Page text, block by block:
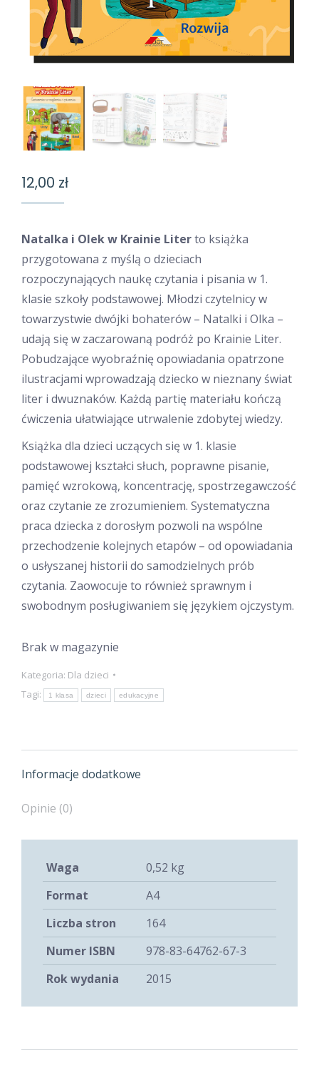
12,00 zł
Natalka i Olek w Krainie Literto książka
przygotowana z myślą o dzieciach
rozpoczynających naukę czytania i pisania w 1.
klasie szkoły podstawowej. Młodzi czytelnicy w
towarzystwie dwójki bohaterów – Natalki i Olka –
udają się w zaczarowaną podróż po Krainie Liter.
Pobudzające wyobraźnię opowiadania opatrzone
ilustracjami wprowadzają dziecko w nieznany świat
liter i dwuznaków. Każdą partię materiału kończą
ćwiczenia ułatwiające utrwalenie zdobytej wiedzy.
Książka dla dzieci uczących się w 1. klasie
podstawowej kształci słuch, poprawne pisanie,
pamięć wzrokową, koncentrację, spostrzegawczość
oraz czytanie ze zrozumieniem. Systematyczna
praca dziecka z dorosłym pozwoli na wspólne
przechodzenie kolejnych etapów – od opowiadania
o usłyszanej historii do samodzielnych prób
czytania. Zaowocuje to również sprawnym i
swobodnym posługiwaniem się językiem ojczystym.
Brak w magazynie
Kategoria: Dla dzieci
Tagi:
1 klasa dzieci edukacyjne
Informacje dodatkowe
Opinie (0)
Waga
0,52 kg
Format
A4
Liczba stron
164
Numer ISBN
978-83-64762-67-3
Rok wydania
2015